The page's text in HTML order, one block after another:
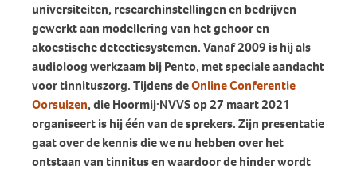
universiteiten, researchinstellingen en bedrijven
gewerkt aan modellering van het gehoor en
akoestische detectiesystemen. Vanaf 2009 is hij als
audioloog werkzaam bij Pento, met speciale aandacht
voor tinnituszorg. Tijdens deOnline Conferentie
Oorsuizen, die Hoormij·NVVS op 27 maart 2021
organiseert is hij één van de sprekers. Zijn presentatie
gaat over de kennis die we nu hebben over het
ontstaan van tinnitus en waardoor de hinder wordt